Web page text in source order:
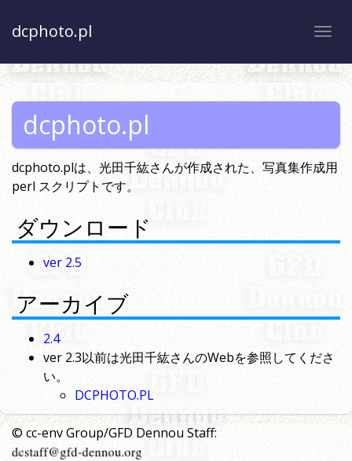
dcphoto.pl
dcphoto.pl
dcphoto.plは、光田千紘さんが作成された、写真集作成用
perl スクリプトです。
ダウンロード
ver 2.5
アーカイブ
2.4
ver 2.3以前は光田千紘さんのWebを参照してくださ
い。
DCPHOTO.PL
© cc-env Group/GFD Dennou Staff: